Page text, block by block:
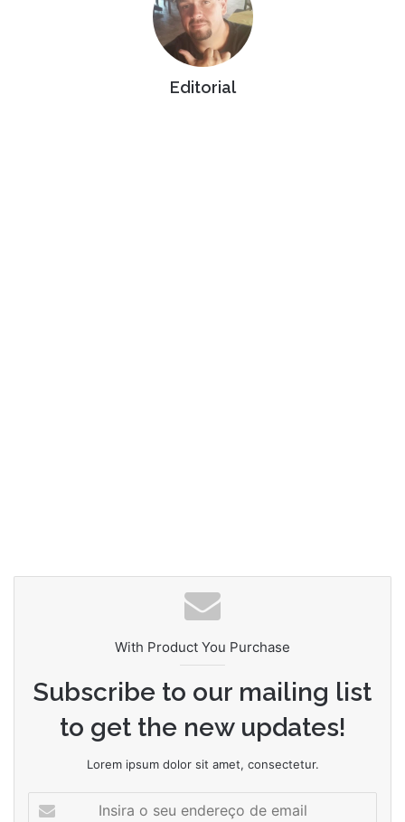
Editorial
With Product You Purchase
Subscribe to our mailing list
to get the new updates!
Lorem ipsum dolor sit amet, consectetur.